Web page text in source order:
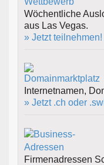
Wöchentliche
aus Las Vegas.
» Jetzt teilnehmen!
Internetnamen,
» Jetzt .ch oder
Firmenadressen